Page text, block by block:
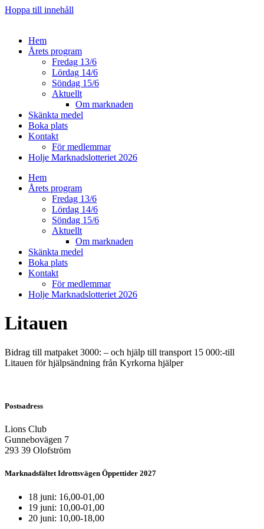
Hoppa till innehåll
Hem
Årets program
Fredag 13/6
Lördag 14/6
Söndag 15/6
Aktuellt
Om marknaden
Skänkta medel
Boka plats
Kontakt
För medlemmar
Holje Marknadslotteriet 2026
Hem
Årets program
Fredag 13/6
Lördag 14/6
Söndag 15/6
Aktuellt
Om marknaden
Skänkta medel
Boka plats
Kontakt
För medlemmar
Holje Marknadslotteriet 2026
Litauen
Bidrag till matpaket 3000: – och hjälp till transport 15 000:-till
Litauen för hjälpsändning från Kyrkorna hjälper
Postsadress
Lions Club
Gunnebovägen 7
293 39 Olofström
Marknadsfältet Idrottsvägen Öppettider 2027
18 juni: 16,00-01,00
19 juni: 10,00-01,00
20 juni: 10,00-18,00